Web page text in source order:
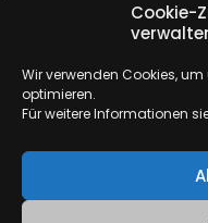
Cookie-
Wir verwenden Cookies,
optimieren.
Für weitere Informationen
© Copyright 2026